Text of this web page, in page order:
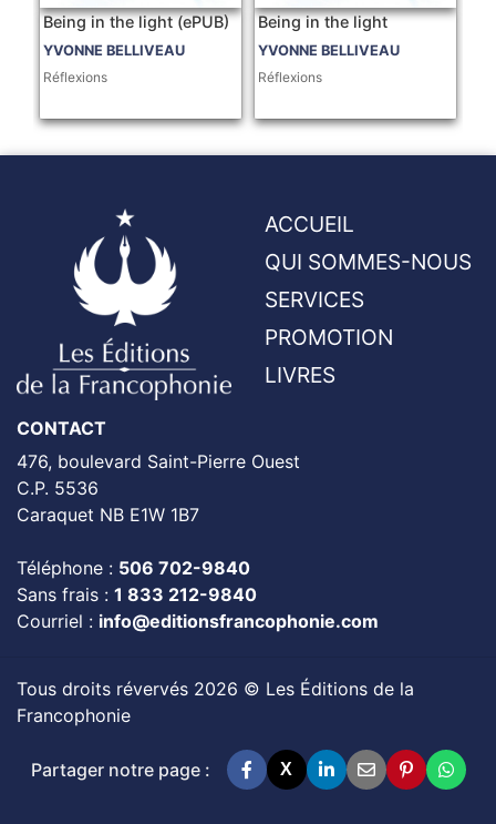
Being in the light (ePUB)
YVONNE BELLIVEAU
Réflexions
Being in the light
YVONNE BELLIVEAU
Réflexions
ACCUEIL
QUI SOMMES-NOUS
SERVICES
PROMOTION
LIVRES
CONTACT
476, boulevard Saint-Pierre Ouest
C.P. 5536
Caraquet NB E1W 1B7
Téléphone : 506 702-9840
Sans frais : 1 833 212-9840
Courriel : info@editionsfrancophonie.com
Tous droits révervés 2026 © Les Éditions de la
Francophonie
Partager notre page : X